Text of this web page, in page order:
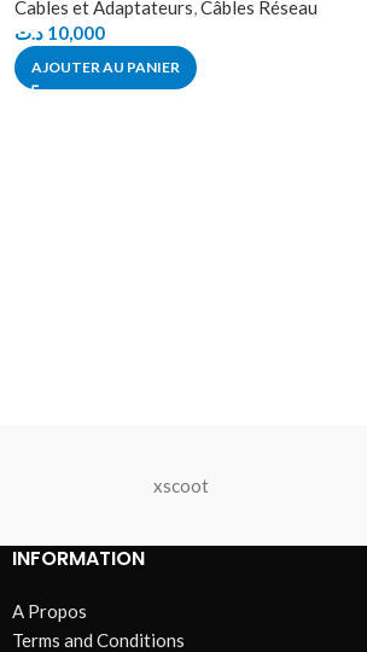
Cables et Adaptateurs,Câbles Réseau
10,000 د.ت
AJOUTER AU PANIER
xscoot
INFORMATION
A Propos
Terms and Conditions